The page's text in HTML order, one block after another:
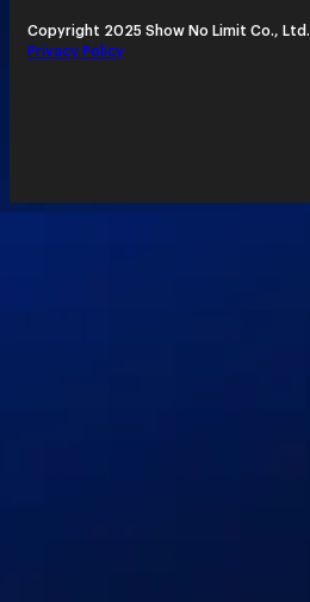
Copyright 2025 Show No Limit Co., Ltd.
Privacy Policy